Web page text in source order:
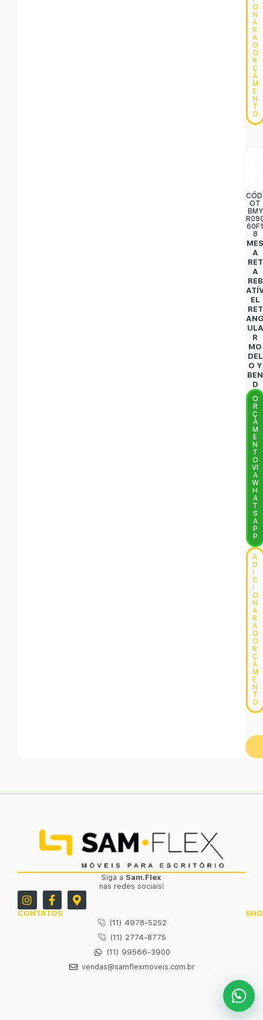
O
N
A
R
A
O
O
R
Ç
A
M
E
N
T
O
OT
BMY
8
A
RET
A
REB
EL
RET
ULA
R
MO
DEL
O Y
BEN
D
O
R
Ç
A
M
E
N
T
O
VI
A
W
H
A
T
S
A
P
P
A
D
C
O
N
A
R
A
O
O
R
Ç
A
M
E
N
T
O
Siga a Sam.Flex
nas redes sociais!
CONTATOS
(11) 4978-5252
(11) 2774-8775
(11) 99566-3900
vendas@samflexmoveis.com.br